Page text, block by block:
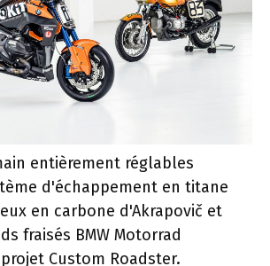
entièrement réglables
d'échappement en titane
en carbone d'Akrapovič et
fraisés BMW Motorrad
Custom Roadster.